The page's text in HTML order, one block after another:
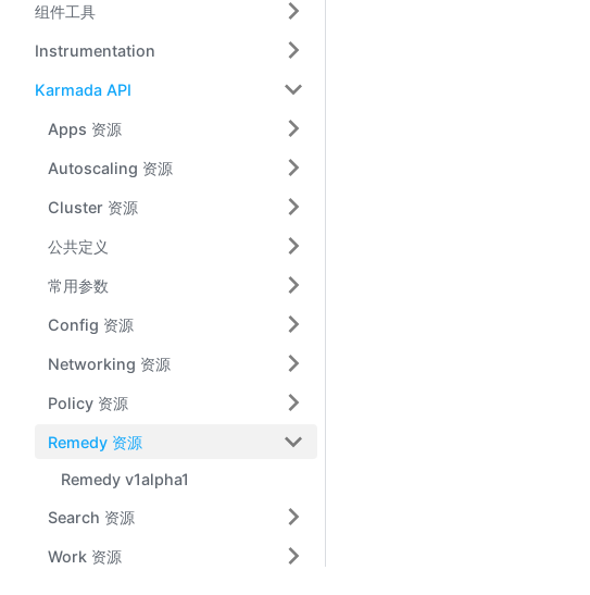
组件工具
Instrumentation
Karmada API
Apps 资源
Autoscaling 资源
Cluster 资源
公共定义
常用参数
Config 资源
Networking 资源
Policy 资源
Remedy 资源
Remedy v1alpha1
Search 资源
Work 资源